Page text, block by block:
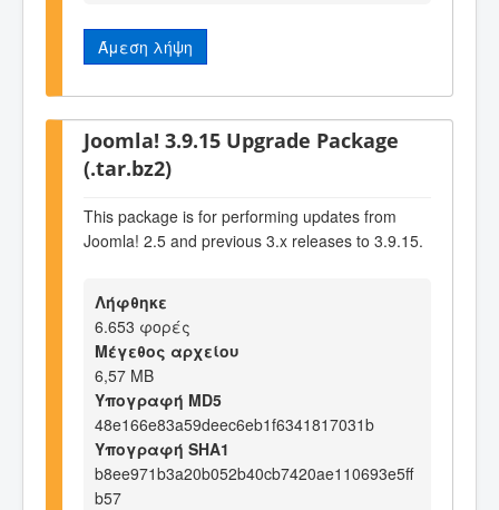
Άμεση λήψη
Joomla! 3.9.15 Upgrade Package
(.tar.bz2)
This package is for performing updates from
Joomla! 2.5 and previous 3.x releases to 3.9.15.
Λήφθηκε
6.653 φορές
Μέγεθος αρχείου
6,57 MB
Υπογραφή MD5
48e166e83a59deec6eb1f6341817031b
Υπογραφή SHA1
b8ee971b3a20b052b40cb7420ae110693e5ff
b57